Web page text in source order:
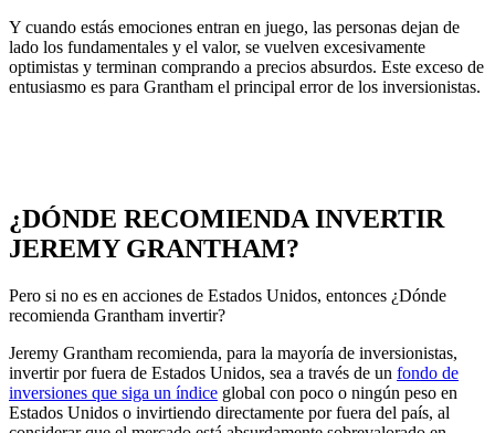
Y cuando estás emociones entran en juego, las personas dejan de
lado los fundamentales y el valor, se vuelven excesivamente
optimistas y terminan comprando a precios absurdos. Este exceso de
entusiasmo es para Grantham el principal error de los inversionistas.
¿DÓNDE RECOMIENDA INVERTIR
JEREMY GRANTHAM?
Pero si no es en acciones de Estados Unidos, entonces ¿Dónde
recomienda Grantham invertir?
Jeremy Grantham recomienda, para la mayoría de inversionistas,
invertir por fuera de Estados Unidos, sea a través de un fondo de
inversiones que siga un índice global con poco o ningún peso en
Estados Unidos o invirtiendo directamente por fuera del país, al